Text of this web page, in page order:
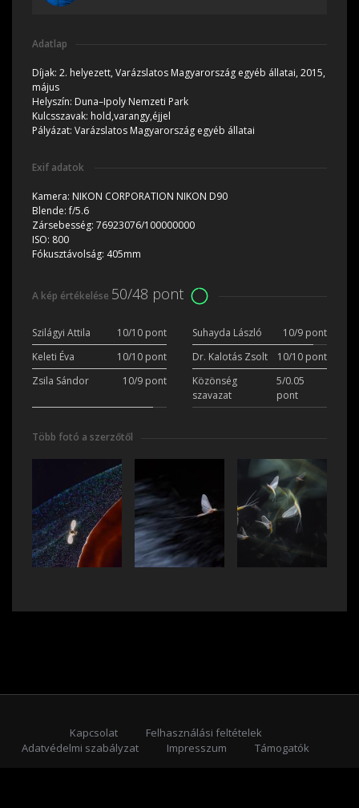
Adatlap
Díjak: 2. helyezett, Varázslatos Magyarország egyéb állatai, 2015,
május
Helyszín: Duna–Ipoly Nemzeti Park
Kulcsszavak: hold,varangy,éjjel
Pályázat: Varázslatos Magyarország egyéb állatai
Exif adatok
Kamera: NIKON CORPORATION NIKON D90
Blende:f/5.6
Zársebesség: 76923076/100000000
ISO: 800
Fókusztávolság: 405mm
A kép értékelése 50/48 pont
Szilágyi Attila 10/10 pont Suhayda László
10/9 pont
Keleti Éva
10/10 pont Dr. Kalotás Zsolt
10/10 pont
Zsila Sándor
10/9 pont
Közönség
szavazat
5/0.05
pont
Több fotó a szerzőtől
Kapcsolat
Felhasználási feltételek
Adatvédelmi szabályzat
Impresszum
Támogatók